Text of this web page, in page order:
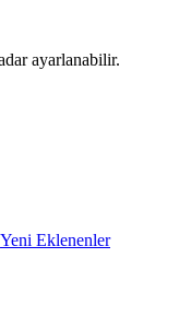
ayarlanabilir.
Yeni Eklenenler